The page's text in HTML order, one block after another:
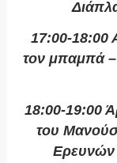
17:00-18:00
τον μπαμπά –
18:00-19:00
του
Ερευνών